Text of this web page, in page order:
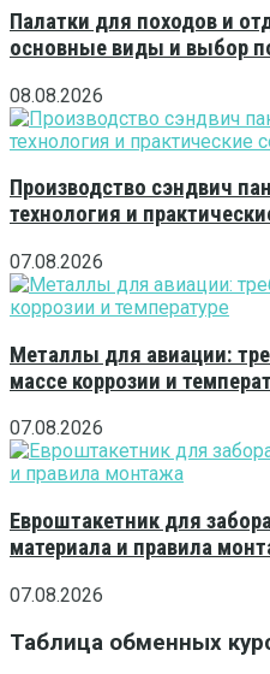
Палатки для походов и
основные виды и выбор
08.08.2026
Производство сэндвич
технология и
07.08.2026
Металлы для авиации:
массе коррозии и
07.08.2026
Евроштакетник для
материала и правила
07.08.2026
Таблица обменных